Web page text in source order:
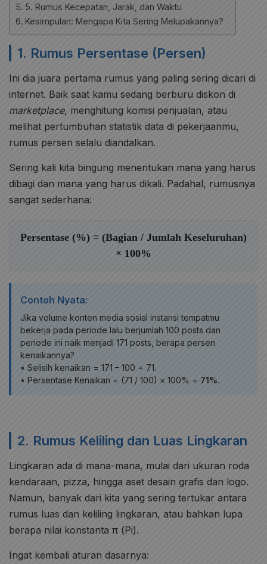
5. Rumus Kecepatan, Jarak, dan Waktu
Kesimpulan: Mengapa Kita Sering Melupakannya?
1. Rumus Persentase (Persen)
Ini dia juara pertama rumus yang paling sering dicari di
internet. Baik saat kamu sedang berburu diskon di
marketplace, menghitung komisi penjualan, atau
melihat pertumbuhan statistik data di pekerjaanmu,
rumus persen selalu diandalkan.
Sering kali kita bingung menentukan mana yang harus
dibagi dan mana yang harus dikali. Padahal, rumusnya
sangat sederhana:
Persentase (%) = (Bagian / Jumlah Keseluruhan)
× 100%
Contoh Nyata:
Jika volume konten media sosial instansi tempatmu
bekerja pada periode lalu berjumlah 100 posts dan
periode ini naik menjadi 171 posts, berapa persen
kenaikannya?
• Selisih kenaikan = 171 – 100 = 71.
• Persentase Kenaikan = (71 / 100) × 100% = 71%.
2. Rumus Keliling dan Luas Lingkaran
Lingkaran ada di mana-mana, mulai dari ukuran roda
kendaraan, pizza, hingga aset desain grafis dan logo.
Namun, banyak dari kita yang sering tertukar antara
rumus luas dan keliling lingkaran, atau bahkan lupa
berapa nilai konstanta π (Pi).
Ingat kembali aturan dasarnya: